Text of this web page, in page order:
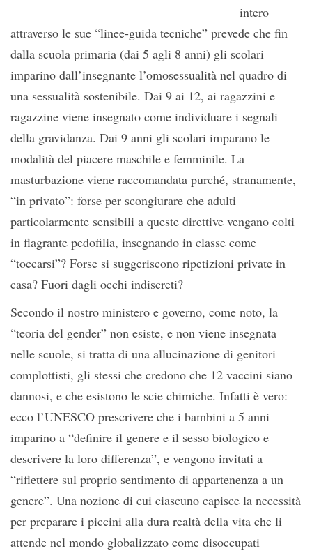
intero
attraverso le sue “linee-guida tecniche” prevede che fin
dalla scuola primaria (dai 5 agli 8 anni) gli scolari
imparino dall’insegnante l’omosessualità nel quadro di
una sessualità sostenibile. Dai 9 ai 12, ai ragazzini e
ragazzine viene insegnato come individuare i segnali
della gravidanza. Dai 9 anni gli scolari imparano le
modalità del piacere maschile e femminile. La
masturbazione viene raccomandata purché, stranamente,
“in privato”: forse per scongiurare che adulti
particolarmente sensibili a queste direttive vengano colti
in flagrante pedofilia, insegnando in classe come
“toccarsi”? Forse si suggeriscono ripetizioni private in
casa? Fuori dagli occhi indiscreti?
Secondo il nostro ministero e governo, come noto, la
“teoria del gender” non esiste, e non viene insegnata
nelle scuole, si tratta di una allucinazione di genitori
complottisti, gli stessi che credono che 12 vaccini siano
dannosi, e che esistono le scie chimiche. Infatti è vero:
ecco l’UNESCO prescrivere che i bambini a 5 anni
imparino a “definire il genere e il sesso biologico e
descrivere la loro differenza”, e vengono invitati a
“riflettere sul proprio sentimento di appartenenza a un
genere”. Una nozione di cui ciascuno capisce la necessità
per preparare i piccini alla dura realtà della vita che li
attende nel mondo globalizzato come disoccupati